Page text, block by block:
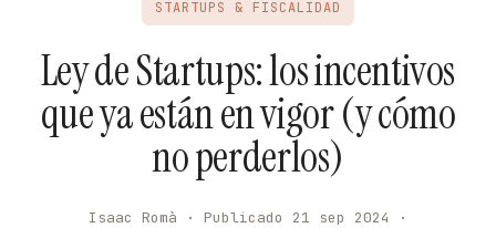
STARTUPS & FISCALIDAD
Ley de Startups: los incentivos
que ya están en vigor (y cómo
no perderlos)
Isaac Romà · Publicado 21 sep 2024 ·